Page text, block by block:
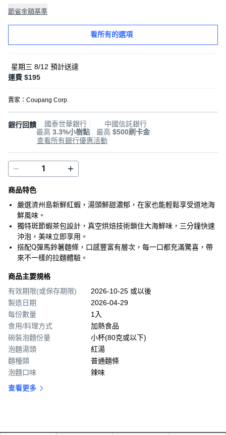
節省金額基準
看所有的選項
星期三 8/12 預計送達
運費 $195
賣家： Coupang Corp.
銀行回饋
國泰世華銀行
最高 3.3%小樹點
中國信託銀行
最高 $500刷卡金
查看所有銀行優惠活動
商品特色
嚴選濟州島新鮮紅蝦，湯頭鮮甜濃郁，在家也能輕鬆享受道地海
鮮風味。
獨特斑節蝦茶包設計，真空烘焙技術鎖住大海鮮味，三分鐘快速
沖泡，美味立即享用。
搭配Q彈馬鈴薯麵條，口感豐富有層次，每一口都充滿驚喜，帶
來不一樣的拉麵體驗。
商品主要規格
有效期限(或保存期限)
2026-10-25 或以後
製造日期
2026-04-29
每份數量
1入
食用/料理方式
加熱食品
碗裝泡麵份量
小杯(80克或以下)
泡麵湯頭
紅湯
麵種類
普通麵條
泡麵口味
辣味
查看更多